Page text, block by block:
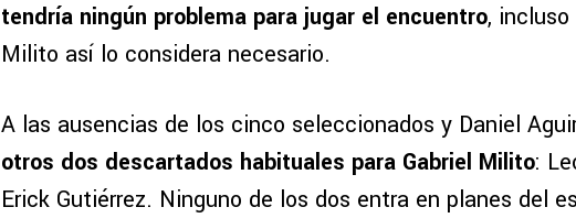
tendría ningún problema para jugar el encuentro,
Milito así lo considera necesario.
A las ausencias de los cinco seleccionados y Daniel
otros dos descartados habituales para Gabriel Milito:
Erick Gutiérrez. Ninguno de los dos entra en planes del